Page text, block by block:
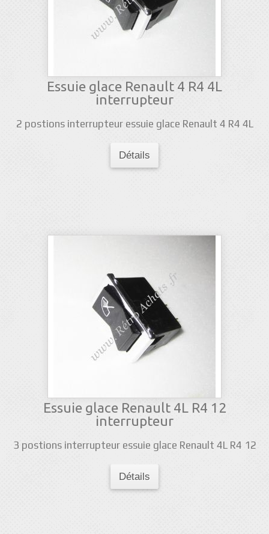
Essuie glace Renault 4 R4 4L
interrupteur
2 postions interrupteur essuie glace Renault 4 R4 4L
Détails
Essuie glace Renault 4L R4 12
interrupteur
3 postions interrupteur essuie glace Renault 4L R4 12
Détails